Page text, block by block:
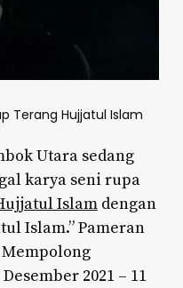
Terang Hujjatul Islam
Utara sedang
karya seni rupa
Islamdengan
Islam.” Pameran
2021 – 11